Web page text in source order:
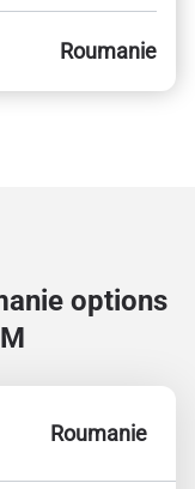
Roumanie
options
Roumanie